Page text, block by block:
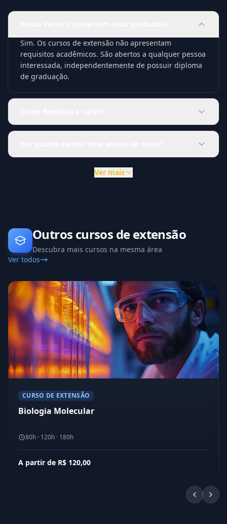
Sim. Os cursos de extensão não apresentam
requisitos acadêmicos. São abertos a qualquer pessoa
interessada, independentemente de possuir diploma
de graduação.
Ver mais
Outros cursos de extensão
Descubra mais cursos na mesma área
Ver todos
CURSO DE EXTENSÃO
Biologia Molecular
80h · 120h · 180h
A partir de R$ 120,00